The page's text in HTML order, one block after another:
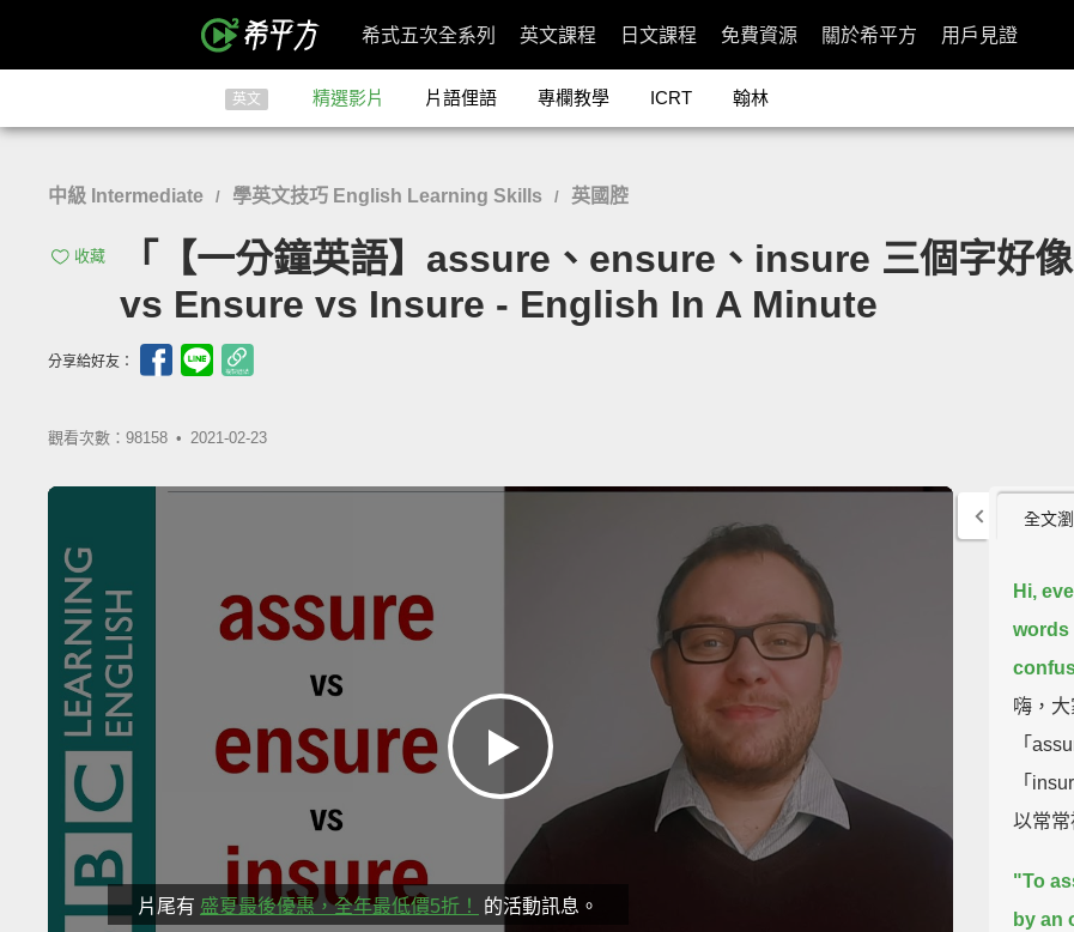
希式五次全系列 英文課程 日文課程 免費資源 關於希平方 用戶見證
英文 精選影片 片語俚語 專欄教學 ICRT 翰林
中級 Intermediate / 學英文技巧 English Learning Skills / 英國腔
收藏
「【一分鐘英語】assure、ensure、insure 三個字好
vs Ensure vs Insure - English In A Minute
分享給好友：
觀看次數：98158 • 2021-02-23
片尾有 盛夏最後優惠，全年最低價5折！ 的活動訊息。
全文
Hi,
words
嗨，
「
「
以常常
"To
by an